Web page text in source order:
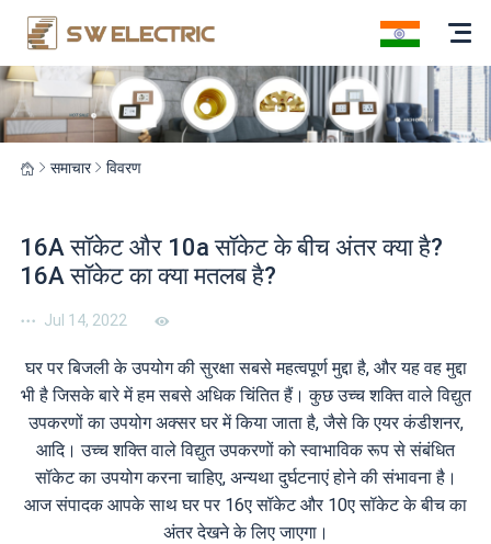
समाचार विवरण
16A सॉकेट और 10a सॉकेट के बीच अंतर क्या है?
16A सॉकेट का क्या मतलब है?
Jul 14, 2022
घर पर बिजली के उपयोग की सुरक्षा सबसे महत्वपूर्ण मुद्दा है, और यह वह मुद्दा
भी है जिसके बारे में हम सबसे अधिक चिंतित हैं। कुछ उच्च शक्ति वाले विद्युत
उपकरणों का उपयोग अक्सर घर में किया जाता है, जैसे कि एयर कंडीशनर,
आदि। उच्च शक्ति वाले विद्युत उपकरणों को स्वाभाविक रूप से संबंधित
सॉकेट का उपयोग करना चाहिए, अन्यथा दुर्घटनाएं होने की संभावना है।
आज संपादक आपके साथ घर पर 16ए सॉकेट और 10ए सॉकेट के बीच का
अंतर देखने के लिए जाएगा।